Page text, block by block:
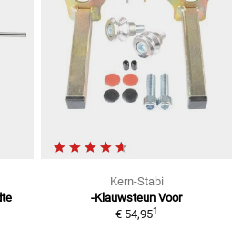
Kern-Stabi
-Klauwsteun Voor
€ 54,951